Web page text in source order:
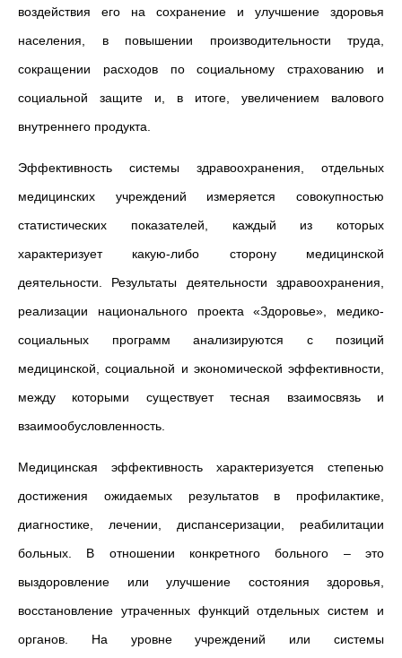
воздействия его на сохранение и улучшение здоровья
населения, в повышении производительности труда,
сокращении расходов по социальному страхованию и
социальной защите и, в итоге, увеличением валового
внутреннего продукта.
Эффективность системы здравоохранения, отдельных
медицинских учреждений измеряется совокупностью
статистических показателей, каждый из которых
характеризует какую-либо сторону медицинской
деятельности. Результаты деятельности здравоохранения,
реализации национального проекта «Здоровье», медико-
социальных программ анализируются с позиций
медицинской, социальной и экономической эффективности,
между которыми существует тесная взаимосвязь и
взаимообусловленность.
Медицинская эффективность
характеризуется степенью
достижения ожидаемых результатов в профилактике,
диагностике, лечении, диспансеризации, реабилитации
больных. В отношении конкретного больного – это
выздоровление или улучшение состояния здоровья,
восстановление утраченных функций отдельных систем и
органов. На уровне учреждений или системы